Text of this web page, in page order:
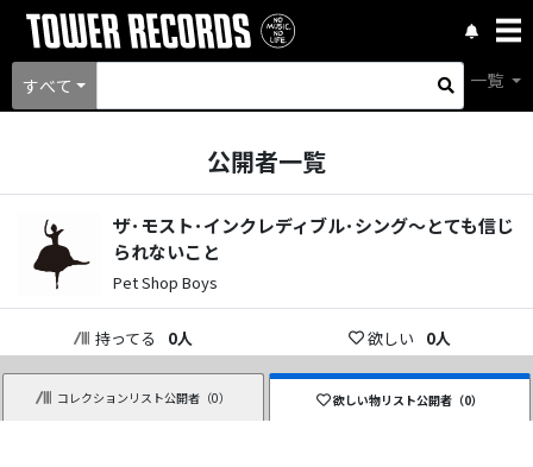
すべて 一覧
公開者一覧
ザ･モスト･インクレディブル･シング～とても信じ
られないこと
Pet Shop Boys
持ってる 0人 欲しい 0人
コレクションリスト公開者（0） 欲しい物リスト公開者（0）